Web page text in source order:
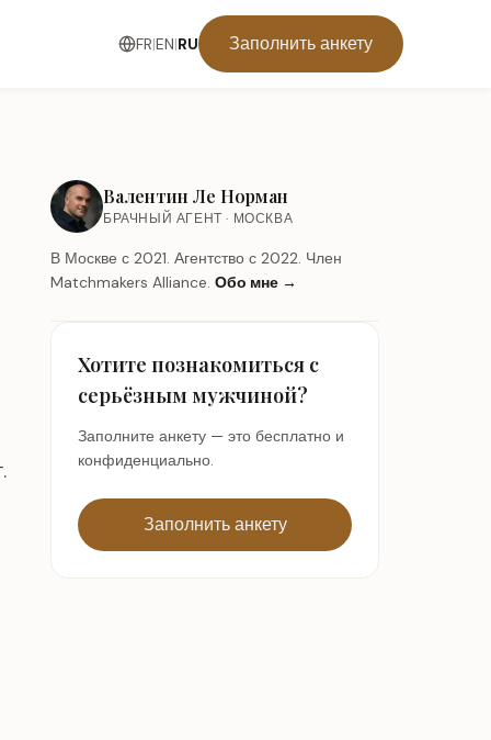
FR|EN|RU Заполнить анкету
Валентин Ле Норман
БРАЧНЫЙ АГЕНТ · МОСКВА
В Москве с 2021. Агентство с 2022. Член
Matchmakers Alliance. Обо мне →
Хотите познакомиться с
серьёзным мужчиной?
Заполните анкету — это бесплатно и
конфиденциально.
Заполнить анкету